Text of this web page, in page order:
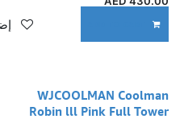
WJCOOLMAN Coolman
Robin lll Pink Full Tower